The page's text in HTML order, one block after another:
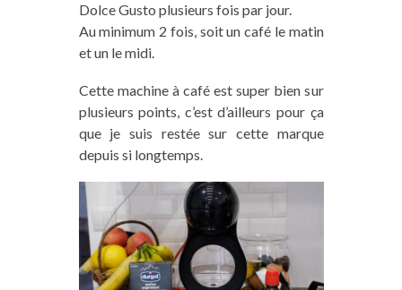
Dolce Gusto plusieurs fois par jour.
Au minimum 2 fois, soit un café le matin
et un le midi.
Cette machine à café est super bien sur
plusieurs points, c’est d’ailleurs pour ça
que je suis restée sur cette marque
depuis si longtemps.